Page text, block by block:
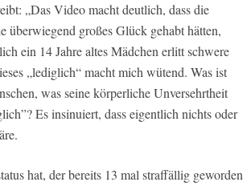
„Das Video macht deutlich, dass die
überwiegend großes Glück gehabt hätten,
ein 14 Jahre altes Mädchen erlitt schwere
„lediglich“ macht mich wütend. Was ist
was seine körperliche Unversehrtheit
Es insinuiert, dass eigentlich nichts oder
hat, der bereits 13 mal straffällig geworden